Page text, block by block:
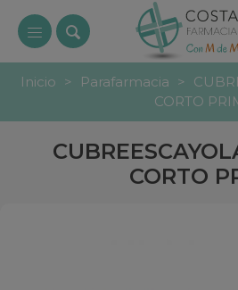
Inicio > Parafarmacia >
CORTO
CORTO